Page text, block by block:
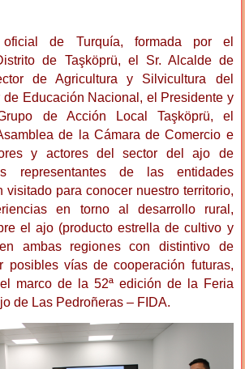
oficial de Turquía, formada por el
de Taşköprü, el Sr. Alcalde de
de Agricultura y Silvicultura del
de Educación Nacional, el Presidente y
de Acción Local Taşköprü, el
de la Cámara de Comercio e
y actores del sector del ajo de
representantes de las entidades
visitado para conocer nuestro territorio,
en torno al desarrollo rural,
el ajo (producto estrella de cultivo y
ambas regiones con distintivo de
posibles vías de cooperación futuras,
marco de la 52ª edición de la Feria
de Las Pedroñeras – FIDA.